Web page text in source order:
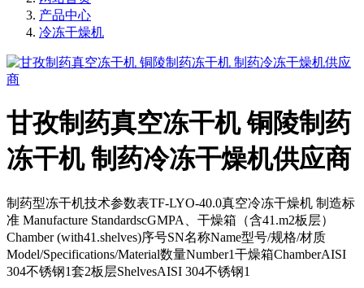
产品中心
冷冻干燥机
甘孜制药真空冻干机 铜陵制药
冻干机 制药冷冻干燥机供应商
制药型冻干机技术参数表TF-LYO-40.0真空冷冻干燥机 制造标
准 Manufacture StandardscGMPA、干燥箱（含41.m2板层）
Chamber (with41.shelves)序号SN名称Name型号/规格/材质
Model/Specifications/Material数量Number1干燥箱ChamberAISI
304不锈钢1套2板层ShelvesAISI 304不锈钢1